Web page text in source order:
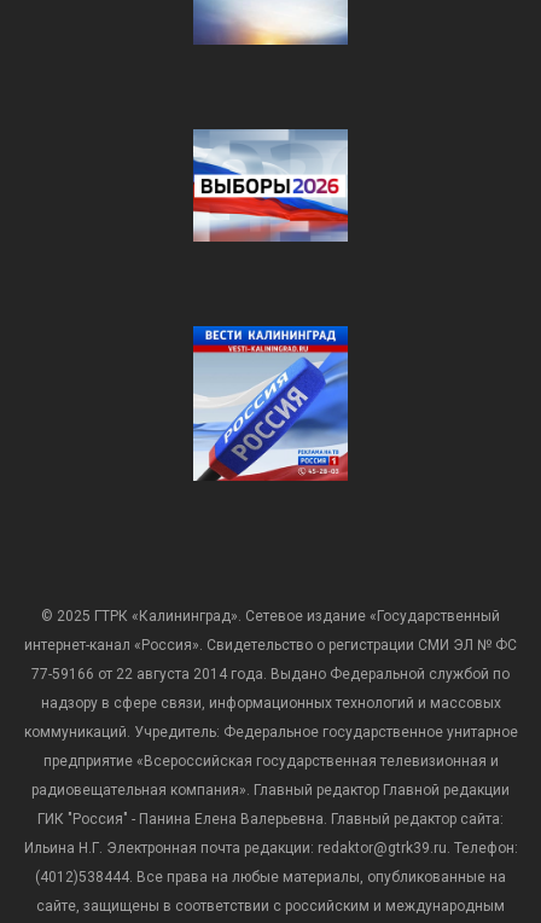
© 2025 ГТРК «Калининград». Сетевое издание «Государственный
интернет-канал «Россия». Свидетельство о регистрации СМИ ЭЛ № ФС
77-59166 от 22 августа 2014 года. Выдано Федеральной службой по
надзору в сфере связи, информационных технологий и массовых
коммуникаций. Учредитель: Федеральное государственное унитарное
предприятие «Всероссийская государственная телевизионная и
радиовещательная компания». Главный редактор Главной редакции
ГИК "Россия" - Панина Елена Валерьевна. Главный редактор сайта:
Ильина Н.Г. Электронная почта редакции: redaktor@gtrk39.ru. Телефон:
(4012)538444. Все права на любые материалы, опубликованные на
сайте, защищены в соответствии с российским и международным